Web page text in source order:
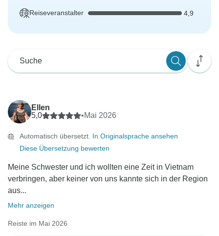
Reiseveranstalter 4,9
Ellen
5,0
•Mai 2026
Automatisch übersetzt. In Originalsprache ansehen
Diese Übersetzung bewerten
Meine Schwester und ich wollten eine Zeit in Vietnam
verbringen, aber keiner von uns kannte sich in der Region
aus...
Mehr anzeigen
Reiste im Mai 2026